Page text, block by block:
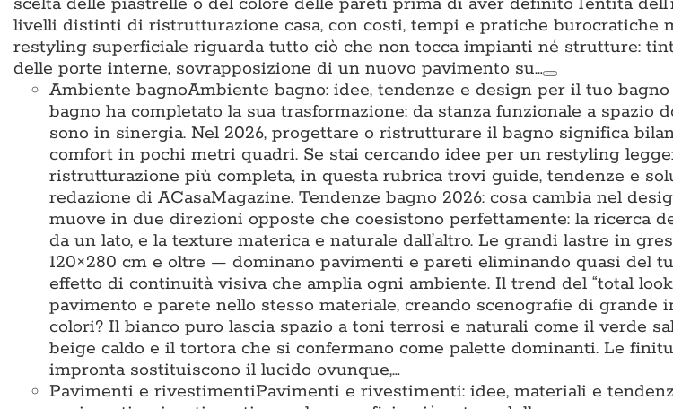
livelli distinti di ristrutturazione casa, con costi, tempi e pratiche burocratiche
restyling superficiale riguarda tutto ciò che non tocca impianti né strutture:
delle porte interne, sovrapposizione di un nuovo pavimento su…
Ambiente bagnoAmbiente bagno: idee, tendenze e design per il tuo bagno
bagno ha completato la sua trasformazione: da stanza funzionale a spazio
sono in sinergia. Nel 2026, progettare o ristrutturare il bagno significa
comfort in pochi metri quadri. Se stai cercando idee per un restyling
ristrutturazione più completa, in questa rubrica trovi guide, tendenze e
redazione di ACasaMagazine. Tendenze bagno 2026: cosa cambia nel
muove in due direzioni opposte che coesistono perfettamente: la ricerca
da un lato, e la texture materica e naturale dall’altro. Le grandi lastre in
120×280 cm e oltre — dominano pavimenti e pareti eliminando quasi del
effetto di continuità visiva che amplia ogni ambiente. Il trend del “total
pavimento e parete nello stesso materiale, creando scenografie di grande
colori? Il bianco puro lascia spazio a toni terrosi e naturali come il verde
beige caldo e il tortora che si confermano come palette dominanti. Le
impronta sostituiscono il lucido ovunque,…
Pavimenti e rivestimentiPavimenti e rivestimenti: idee, materiali e